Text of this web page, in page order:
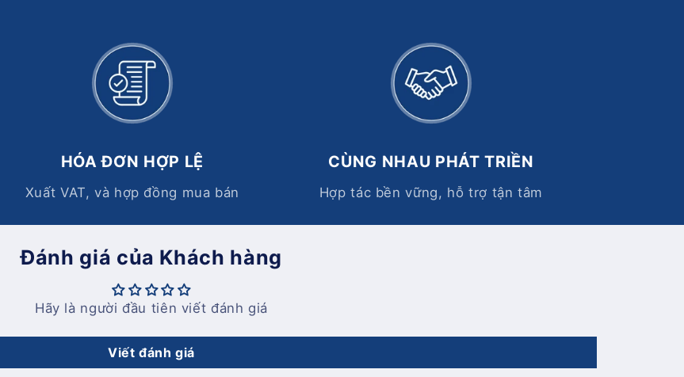
HÓA ĐƠN HỢP LỆ
Xuất VAT, và hợp đồng mua bán
CÙNG NHAU PHÁT TRIỀN
Hợp tác bền vững, hỗ trợ tận tâm
Đánh giá của Khách hàng
Hãy là người đầu tiên viết đánh giá
Viết đánh giá